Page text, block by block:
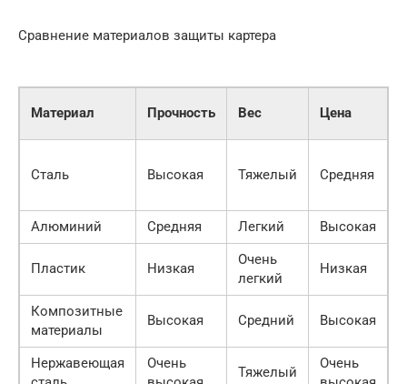
Сравнение материалов защиты картера
Материал Прочность Вес Цена
Сталь Высокая Тяжелый Средняя
Алюминий
Средняя Легкий Высокая
Пластик Низкая
Очень
легкий
Низкая
Композитные
материалы
Высокая Средний Высокая
Нержавеющая
Очень
Тяжелый
Очень